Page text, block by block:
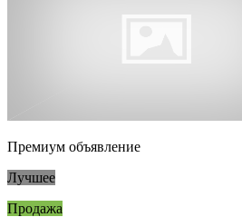
Премиум объявление
Лучшее
Продажа